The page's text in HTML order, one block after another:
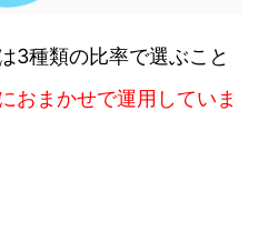
3種類の比率で選ぶこと
おまかせで運用していま